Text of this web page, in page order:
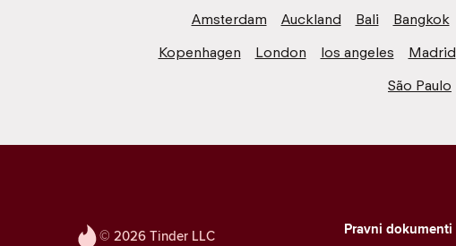
Amsterdam Auckland Bali Bangkok
Kopenhagen
London los angeles Madrid
São Paulo
© 2026 Tinder LLC Pravni dokumenti